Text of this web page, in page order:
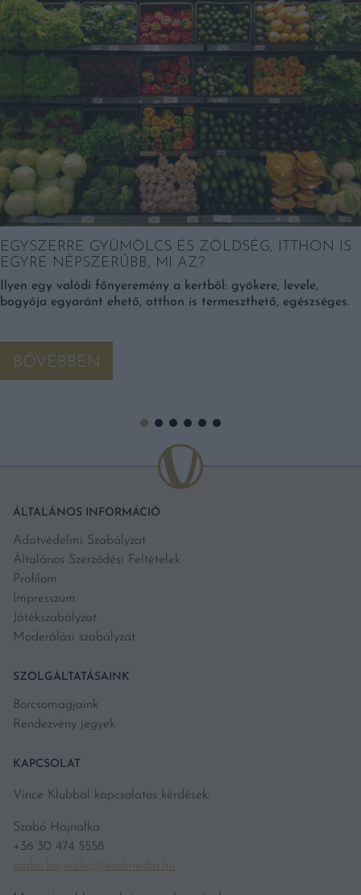
EGYSZERRE GYÜMÖLCS ÉS ZÖLDSÉG, ITTHON IS
EGYRE NÉPSZERŰBB, MI AZ?
Ilyen egy valódi főnyeremény a kertből: gyökere, levele,
bogyója egyaránt ehető, otthon is termeszthető, egészséges.
BŐVEBBEN
ÁLTALÁNOS INFORMÁCIÓ
Adatvédelmi Szabályzat
Általános Szerződési Feltételek
Profilom
Impresszum
Játékszabályzat
Moderálási szabályzat
SZOLGÁLTATÁSAINK
Borcsomagjaink
Rendezvény jegyek
KAPCSOLAT
Vince Klubbal kapcsolatos kérdések:
Szabó Hajnalka
+36 30 474 5558
szabo.hajnalka@kodmedia.hu